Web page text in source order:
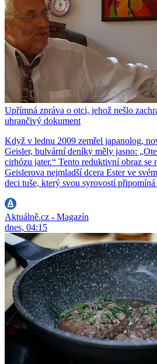
Upřímná zpráva o otci, jehož nešlo
uhrančivý dokument
Když v lednu 2009 zemřel japanolog,
Geisler, bulvární deníky měly jasno:
cirhózu jater.“ Tento reduktivní obraz se
Geislerova nejmladší dcera Ester ve
deci tuše, který svou syrovostí
Aktuálně.cz - Magazín
dnes, 04:15